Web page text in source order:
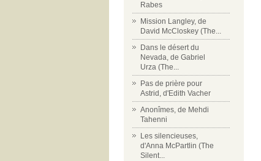
Rabes
Mission Langley, de
David McCloskey (The...
Dans le désert du
Nevada, de Gabriel
Urza (The...
Pas de prière pour
Astrid, d'Edith Vacher
Anonîmes, de Mehdi
Tahenni
Les silencieuses,
d'Anna McPartlin (The
Silent...